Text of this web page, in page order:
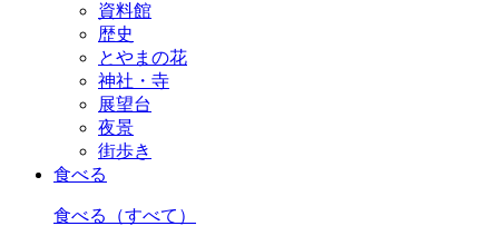
資料館
歴史
とやまの花
神社・寺
展望台
夜景
街歩き
食べる
食べる （すべて）